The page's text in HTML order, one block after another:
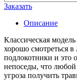
Заказать
Описание
Классическая модель
хорошо смотреться
подлокотники и это
непоседы, что
угроза получить